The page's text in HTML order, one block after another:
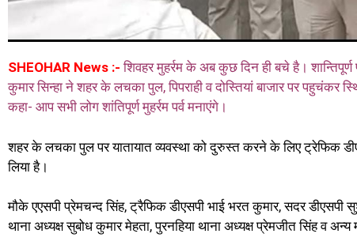
SHEOHAR News :- शिवहर मुहर्रम के अब कुछ दिन ही बचे है।
कुमार सिन्हा ने शहर के लचका पुल, पिपराही व दोस्तियां बाजार पर पहुचंकर
कहा- आप सभी लोग शांतिपूर्ण मुहर्रम पर्व मनाएंगे।
शहर के लचका पुल पर यातायात व्यवस्था को दुरुस्त करने के लिए ट्रेफिक
लिया है।
मौके एएसपी प्रेमचन्द सिंह, ट्रैफिक डीएसपी भाई भरत कुमार, सदर डीएसपी
थाना अध्यक्ष सुबोध कुमार मेहता, पुरनहिया थाना अध्यक्ष प्रेमजीत सिंह व